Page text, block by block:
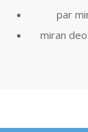
par
miran